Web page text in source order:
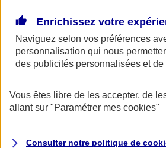
AXA Assurance
Enrichissez votre
Naviguez selon vos préférences
personnalisation qui nous
des publicités personnalisées et
Vous êtes libre de les accepter, de
allant sur "Paramétrer mes cookies"
Consulter notre politique de